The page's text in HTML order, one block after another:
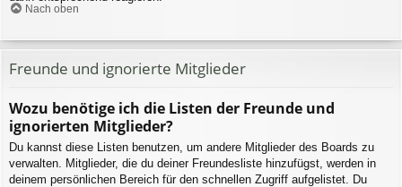
Nach oben
Freunde und ignorierte Mitglieder
Wozu benötige ich die Listen der Freunde und
ignorierten Mitglieder?
Du kannst diese Listen benutzen, um andere Mitglieder des Boards zu
verwalten. Mitglieder, die du deiner Freundesliste hinzufügst, werden in
deinem persönlichen Bereich für den schnellen Zugriff aufgelistet. Du